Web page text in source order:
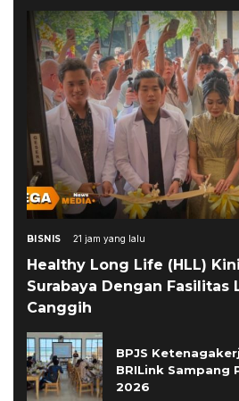
BISNIS 21 jam yang lalu
Healthy Long Life (HLL)
Surabaya Dengan Fasilitas
Canggih
BPJS
BRILink Sampang
2026